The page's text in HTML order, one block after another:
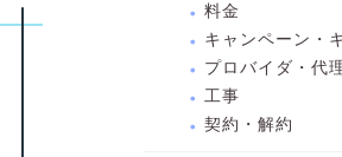
料金
キャンペーン・
プロバイダ・代
工事
契約・解約